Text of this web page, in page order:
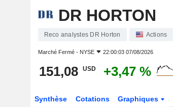
DR HORTON
Reco analystes DR Horton Actions
Marché Fermé - NYSE 22:00:03 07/08/2026
151,08 USD +3,47 %
Synthèse Cotations Graphiques